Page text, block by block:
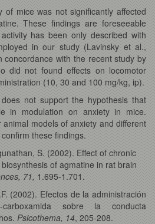
mice was not significantly affected
These findings are foreseeable
has been only described with
in our study (Lavinsky et al.,
with the recent study by
did not found effects on locomotor
(10, 30 and 100 mg/kg, ip).
not support the hypothesis that
in modulation on anxiety in mice.
models of anxiety and different
these findings.
S. (2002). Effect of chronic
of agmatine in rat brain
71, 1.695-1.701.
(2002). Efectos de la administración
carboxamida sobre la conducta
Psicothema, 14, 205-208.